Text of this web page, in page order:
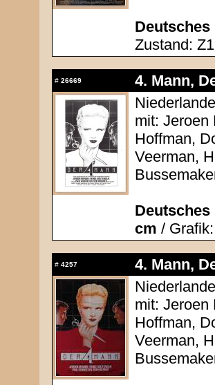
Deutsches
Zustand:
# 26669
4. Mann,
mit: Jeroen
Hoffman,
Veerman,
Deutsches
cm /
# 4257
4. Mann,
mit: Jeroen
Hoffman,
Veerman,